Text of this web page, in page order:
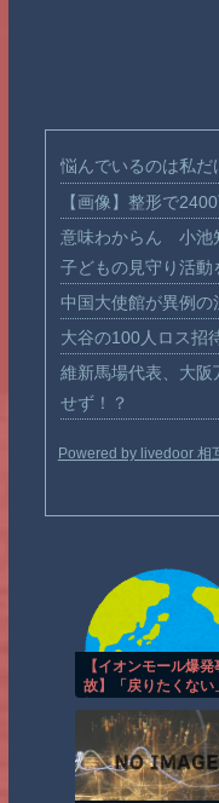
悩んでいるのは私だ
【画像】整形で
意味わからん 小池
子どもの見守り活動
中国大使館が異例
大谷の100人ロス招
維新馬場代表、大
せず！？
Powered by livedoor 相
【イオンモール爆発
故】「戻りたくない
いする